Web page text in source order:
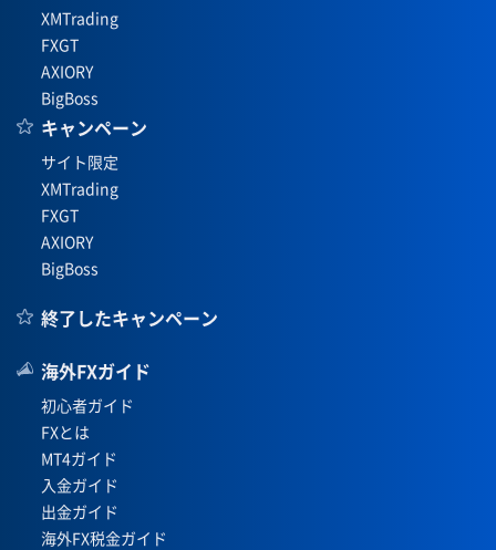
XMTrading
FXGT
AXIORY
BigBoss
キャンペーン
サイト限定
XMTrading
FXGT
AXIORY
BigBoss
終了したキャンペーン
海外FXガイド
初心者ガイド
FXとは
MT4ガイド
入金ガイド
出金ガイド
海外FX税金ガイド